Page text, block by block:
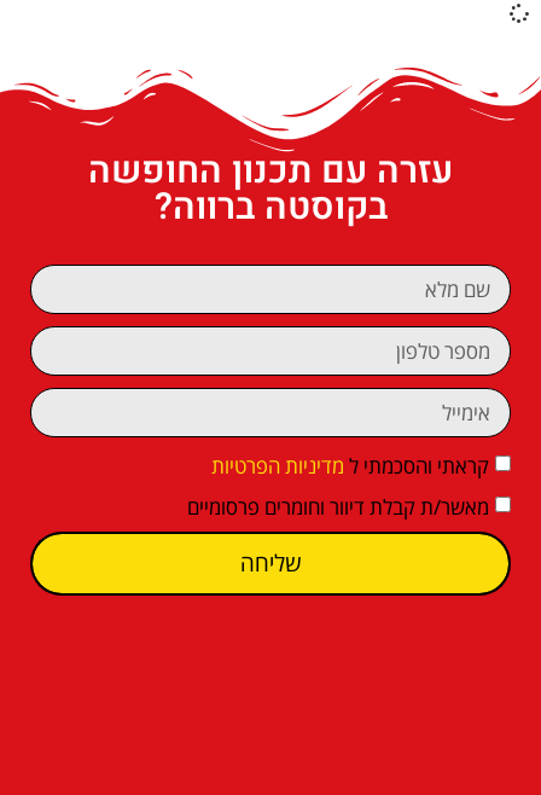
עזרה עם תכנון החופשה
בקוסטה ברווה?
קראתי והסכמתי ל מדיניות הפרטיות
מאשר/ת קבלת דיוור וחומרים פרסומיים
שליחה